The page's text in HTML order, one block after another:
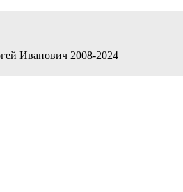
Иванович 2008-2024